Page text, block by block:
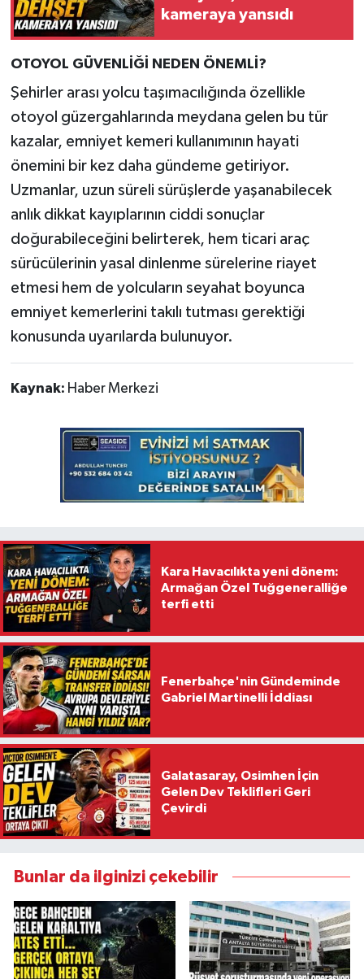
kameraya yansıdı
OTOYOL GÜVENLİĞİ NEDEN ÖNEMLİ?
Şehirler arası yolcu taşımacılığında özellikle
otoyol güzergahlarında meydana gelen bu tür
kazalar, emniyet kemeri kullanımının hayati
önemini bir kez daha gündeme getiriyor.
Uzmanlar, uzun süreli sürüşlerde yaşanabilecek
anlık dikkat kayıplarının ciddi sonuçlar
doğurabileceğini belirterek, hem ticari araç
sürücülerinin yasal dinlenme sürelerine riayet
etmesi hem de yolcuların seyahat boyunca
emniyet kemerlerini takılı tutması gerektiği
konusunda uyarılarda bulunuyor.
Kaynak: Haber Merkezi
Kara Havacılıkta yeni dönem:
Armağan Özel Tuğgeneralliğe
terfi etti
Fenerbahçe'nin Gündeminde
Gabriel Martinelli İddiası
Galatasaray, Osimhen İçin
Gelen Dev Teklifleri Geri
Çevirdi
Bunlar da ilginizi çekebilir